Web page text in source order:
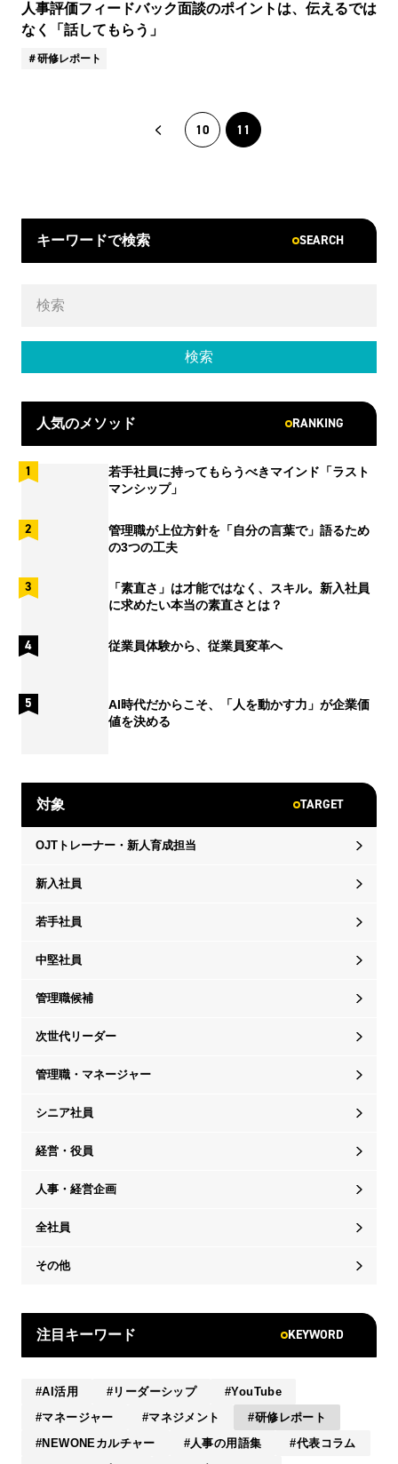
人事評価フィードバック面談のポイントは、伝えるでは
なく「話してもらう」
研修レポート
10 11
キーワードで検索 SEARCH
人気のメソッド RANKING
若手社員に持ってもらうべきマインド「ラスト
マンシップ」
管理職が上位方針を「自分の言葉で」語るため
の3つの工夫
「素直さ」は才能ではなく、スキル。新入社員
に求めたい本当の素直さとは？
従業員体験から、従業員変革へ
AI時代だからこそ、「人を動かす力」が企業価
値を決める
対象 TARGET
OJTトレーナー・新人育成担当
新入社員
若手社員
中堅社員
管理職候補
次世代リーダー
管理職・マネージャー
シニア社員
経営・役員
人事・経営企画
全社員
その他
注目キーワード KEYWORD
AI活用 リーダーシップ
YouTube
マネージャー
マネジメント
研修レポート
NEWONEカルチャー
人事の用語集
代表コラム